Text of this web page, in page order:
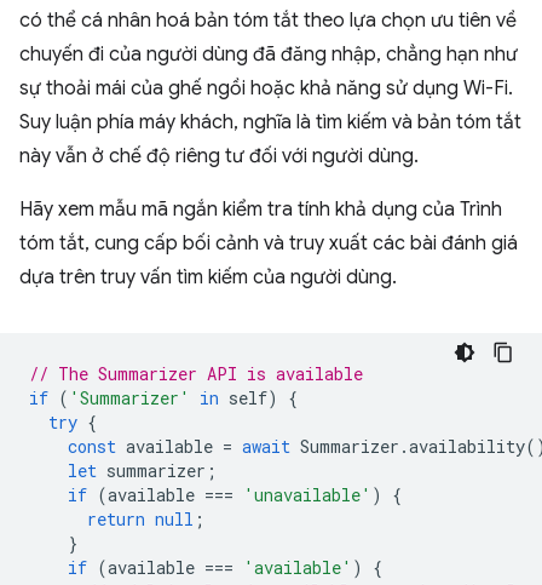
có thể cá nhân hoá bản tóm tắt theo lựa chọn ưu tiên về
chuyến đi của người dùng đã đăng nhập, chẳng hạn như
sự thoải mái của ghế ngồi hoặc khả năng sử dụng Wi-Fi.
Suy luận phía máy khách, nghĩa là tìm kiếm và bản tóm tắt
này vẫn ở chế độ riêng tư đối với người dùng.
Hãy xem mẫu mã ngắn kiểm tra tính khả dụng của Trình
tóm tắt, cung cấp bối cảnh và truy xuất các bài đánh giá
dựa trên truy vấn tìm kiếm của người dùng.
// The Summarizer API is available
if ( 'Summarizer' in self)
{
try {
const available = await Summarizer .availability
let summarizer ;
if (available === 'unavailable' )
{
return null ;
}
if (available === 'available' )
{